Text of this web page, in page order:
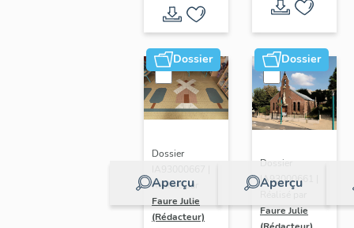
Dossier
Aperçu
Dossier
Réalisé par
Faure Julie
(Rédacteur)
Dossier
Aperçu
Dossier
IA93000661 |
Faure Julie